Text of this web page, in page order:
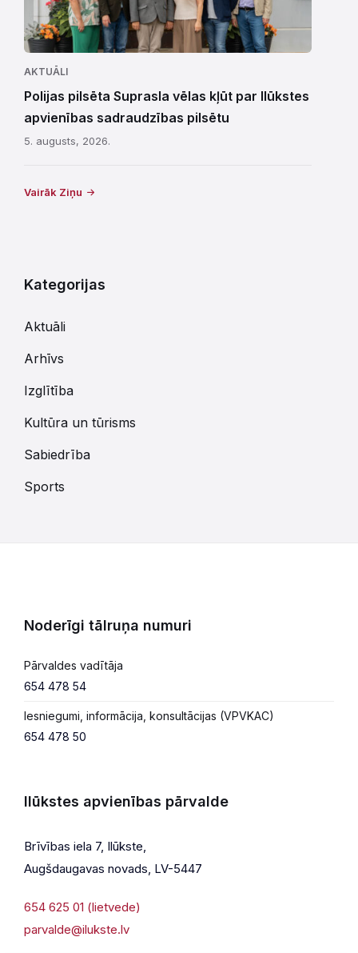
AKTUĀLI
Polijas pilsēta Suprasla vēlas kļūt par Ilūkstes
apvienības sadraudzības pilsētu
5. augusts, 2026.
Vairāk Ziņu
Kategorijas
Aktuāli
Arhīvs
Izglītība
Kultūra un tūrisms
Sabiedrība
Sports
Noderīgi tālruņa numuri
Pārvaldes vadītāja
654 478 54
Iesniegumi, informācija, konsultācijas (VPVKAC)
654 478 50
Ilūkstes apvienības pārvalde
Brīvības iela 7, Ilūkste,
Augšdaugavas novads, LV-5447
654 625 01 (lietvede)
parvalde@ilukste.lv